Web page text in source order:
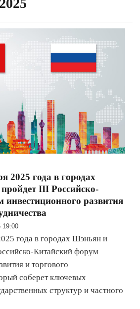
2025 года в городах
III Российско-
развития
19:00
года в городах Шэньян и
Китайский форум
и торгового
соберет ключевых
структур и частного